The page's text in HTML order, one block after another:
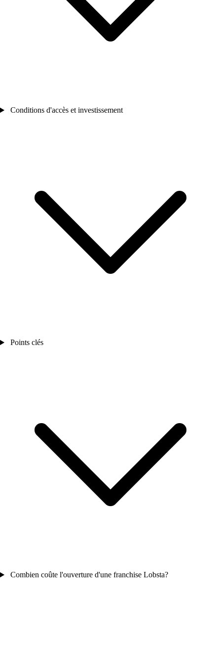
Conditions d'accès et investissement
Points clés
Combien coûte l'ouverture d'une franchise Lobsta?